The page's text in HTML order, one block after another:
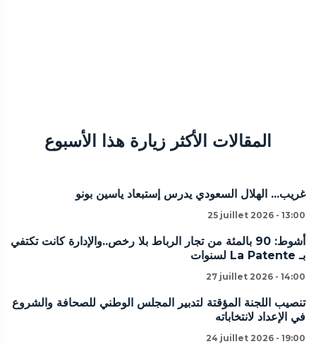
المقالات الأكثر زيارة هذا الأسبوع
غريب... الهلال السعودي يدرس إستبعاد ياسين بونو
25 juillet 2026 - 13:00
أشوط: 90 بالمئة من تجار الرباط بلا رخص..والإدارة كانت تكتفي
بـ La Patente لسنوات
27 juillet 2026 - 14:00
تنصيب اللجنة المؤقتة لتدبير المجلس الوطني للصحافة والشروع
في الإعداد لانتخاباته
24 juillet 2026 - 19:00